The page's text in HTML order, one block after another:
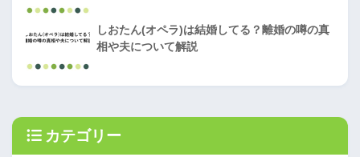
しおたん(オペラ)は結婚してる？離婚の噂の真
相や夫について解説
カテゴリー